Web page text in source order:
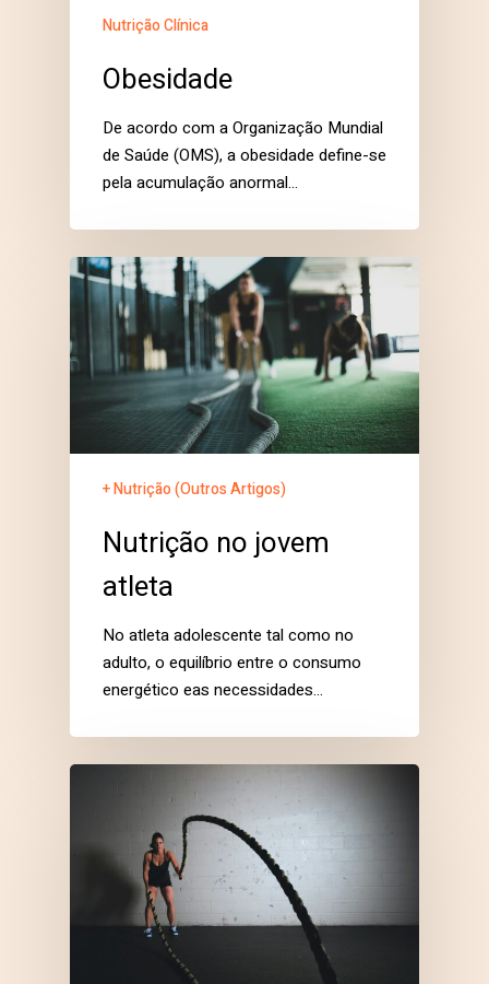
Nutrição Clínica
Obesidade
De acordo com a Organização Mundial
de Saúde (OMS), a obesidade define-se
pela acumulação anormal…
+ Nutrição (Outros Artigos)
Nutrição no jovem
atleta
No atleta adolescente tal como no
adulto, o equilíbrio entre o consumo
energético eas necessidades…